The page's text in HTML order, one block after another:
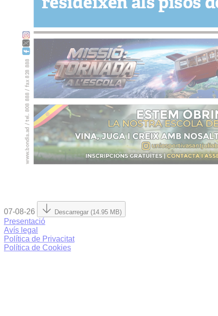
07-08-26 Descarregar (14.95 MB)
Presentació
Avís legal
Política de Privacitat
Política de Cookies